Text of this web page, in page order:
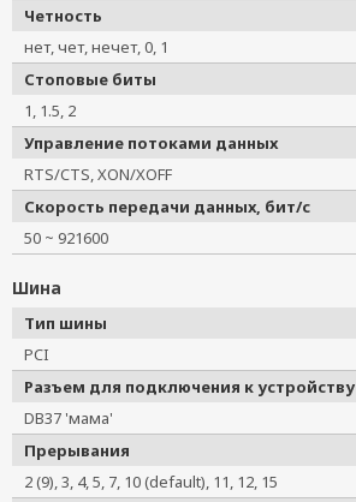
Четность
нет, чет, нечет, 0, 1
Стоповые биты
1, 1.5, 2
Управление потоками данных
RTS/CTS, XON/XOFF
Скорость передачи данных, бит/с
50 ~ 921600
Шина
Тип шины
PCI
Разъем для подключения к устройству
DB37 'мама'
Прерывания
2 (9), 3, 4, 5, 7, 10 (default), 11, 12, 15